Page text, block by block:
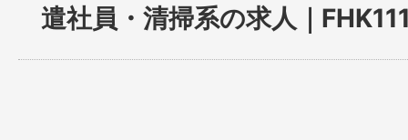
遣社員・清掃系の求人｜